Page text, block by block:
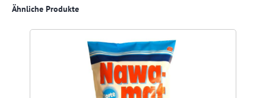
Produktgalerie überspringen
Ähnliche Produkte